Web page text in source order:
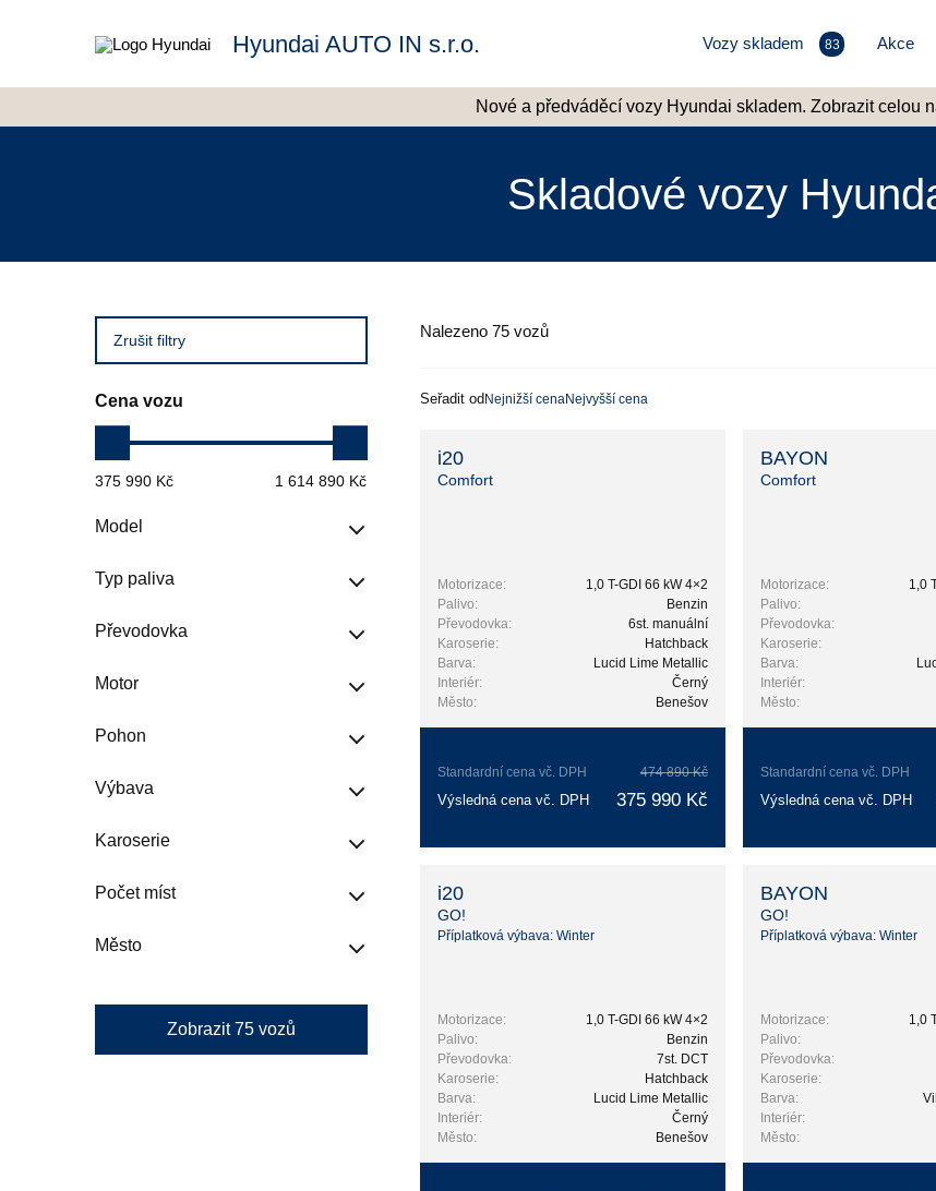
Hyundai AUTO IN s.r.o. Vozy skladem 83 Akce
Nové a předváděcí vozy Hyundai skladem. Zobrazit celou
Skladové vozy
Zrušit filtry
Cena vozu
375 990 Kč 1 614 890 Kč
Model
Typ paliva
Převodovka
Motor
Pohon
Výbava
Karoserie
Počet míst
Město
Zobrazit75 vozů
Nalezeno 75 vozů
Seřadit od Nejnižší cenaNejvyšší cena
i20
Comfort
Motorizace:
1,0 T-GDI 66 kW 4×2
Palivo:
Benzin
Převodovka:
6st. manuální
Karoserie:
Hatchback
Barva:
Lucid Lime Metallic
Interiér:
Černý
Město:
Benešov
Standardní cena vč. DPH 474 890 Kč
Výsledná cena vč. DPH 375 990 Kč
BAYON
Comfort
Motorizace:
1,0
Palivo:
Převodovka:
Karoserie:
Barva:
Interiér:
Město:
Standardní cena vč. DPH
Výsledná cena vč. DPH
i20
GO!
Příplatková výbava: Winter
Motorizace:
1,0 T-GDI 66 kW 4×2
Palivo:
Benzin
Převodovka:
7st. DCT
Karoserie:
Hatchback
Barva:
Lucid Lime Metallic
Interiér:
Černý
Město:
Benešov
BAYON
GO!
Příplatková výbava: Winter
Motorizace:
1,0
Palivo:
Převodovka:
Karoserie:
Barva:
Interiér:
Město: